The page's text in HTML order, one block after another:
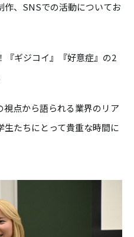
作、SNSでの活動についてお
『ギジコイ』『好意症』の2
点から語られる業界のリア
たちにとって貴重な時間に